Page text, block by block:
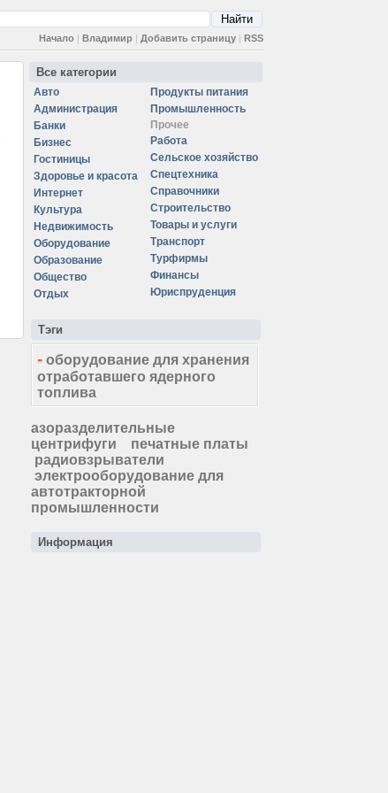
Начало | Владимир | Добавить страницу | RSS
Все категории
Авто
Администрация
Банки
Бизнес
Гостиницы
Здоровье и красота
Интернет
Культура
Недвижимость
Оборудование
Образование
Общество
Отдых
Продукты питания
Промышленность
Прочее
Работа
Сельское хозяйство
Спецтехника
Справочники
Строительство
Товары и услуги
Транспорт
Турфирмы
Финансы
Юриспруденция
Тэги
- оборудование для хранения
отработавшего ядерного
топлива
азоразделительные
центрифуги
печатные платы
радиовзрыватели
электрооборудование для
автотракторной
промышленности
Информация